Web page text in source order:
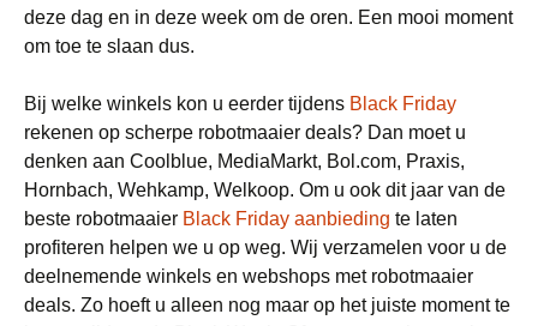
deze dag en in deze week om de oren. Een mooi moment
om toe te slaan dus.
Bij welke winkels kon u eerder tijdens Black Friday
rekenen op scherpe robotmaaier deals? Dan moet u
denken aan Coolblue, MediaMarkt, Bol.com, Praxis,
Hornbach, Wehkamp, Welkoop. Om u ook dit jaar van de
beste robotmaaier Black Friday aanbieding te laten
profiteren helpen we u op weg. Wij verzamelen voor u de
deelnemende winkels en webshops met robotmaaier
deals. Zo hoeft u alleen nog maar op het juiste moment te